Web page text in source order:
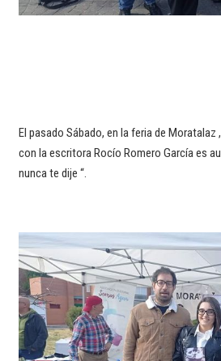
El pasado Sábado, en la feria de
con la escritora Rocío Romero García es
nunca te dije “.